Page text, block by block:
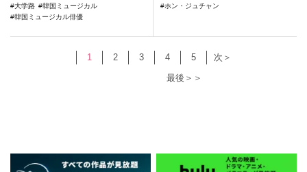
大学路
韓国ミュージカル
韓国ミュージカル俳優
ホン・ジュチャン
1 2 3 4 5
次＞
最後＞＞